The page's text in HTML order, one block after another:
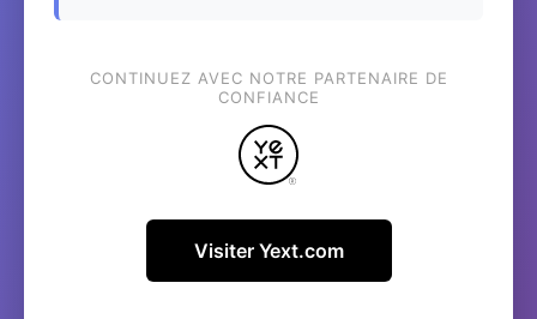
CONTINUEZ AVEC NOTRE PARTENAIRE DE
CONFIANCE
Visiter Yext.com